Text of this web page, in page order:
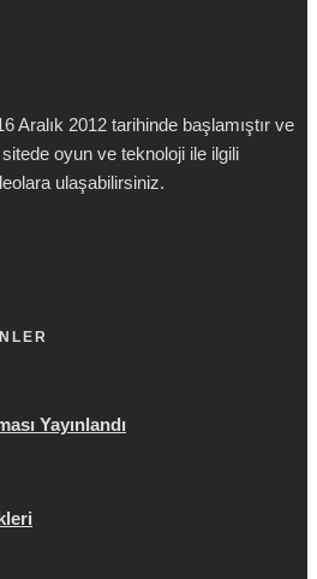
Aralık 2012 tarihinde başlamıştır ve
oyun ve teknoloji ile ilgili
ulaşabilirsiniz.
Yayınlandı